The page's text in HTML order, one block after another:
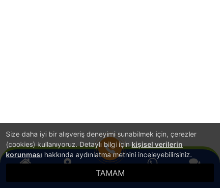
Size daha iyi bir alışveriş deneyimi sunabilmek için, çerezler
(cookies) kullanıyoruz. Detaylı bilgi için kişisel verilerin
korunması hakkında aydınlatma metnini inceleyebilirsiniz.
TAMAM
Hemen Ara